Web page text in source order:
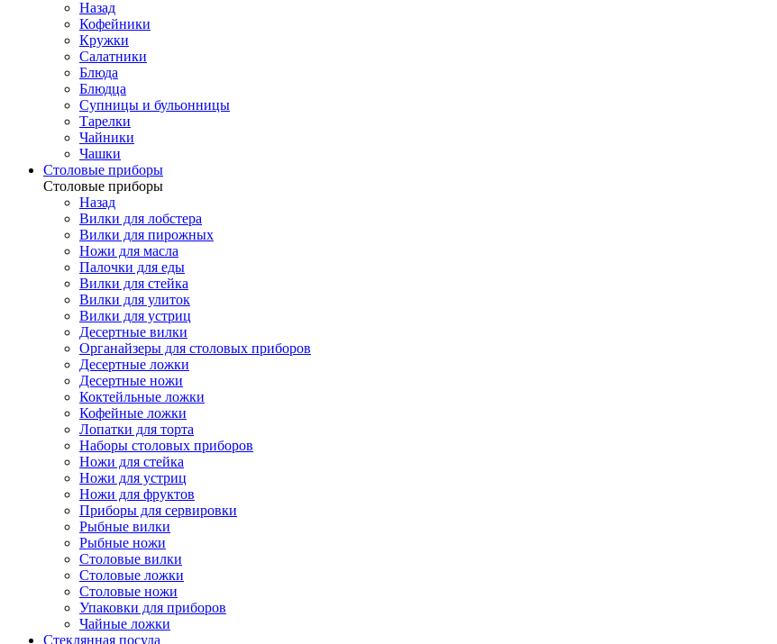
Назад
Кофейники
Кружки
Салатники
Блюда
Блюдца
Супницы и бульонницы
Тарелки
Чайники
Чашки
Cтоловые приборы
Cтоловые приборы
Назад
Вилки для лобстера
Вилки для пирожных
Ножи для масла
Палочки для еды
Вилки для стейка
Вилки для улиток
Вилки для устриц
Десертные вилки
Органайзеры для столовых приборов
Десертные ложки
Десертные ножи
Коктейльные ложки
Кофейные ложки
Лопатки для торта
Наборы столовых приборов
Ножи для стейка
Ножи для устриц
Ножи для фруктов
Приборы для сервировки
Рыбные вилки
Рыбные ножи
Столовые вилки
Столовые ложки
Столовые ножи
Упаковки для приборов
Чайные ложки
Стеклянная посуда